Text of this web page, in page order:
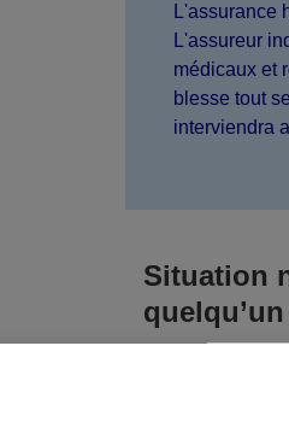
L'assurance
L'assureur
médicaux et
blesse tout
interviendra
Situation
quelqu’un
responsable.